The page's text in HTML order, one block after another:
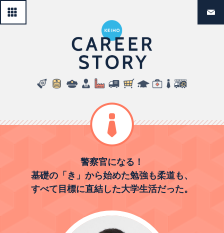
経法生の
警察官になる！
基礎の「き」から始めた勉強も柔道も、
すべて目標に直結した大学生活だった。